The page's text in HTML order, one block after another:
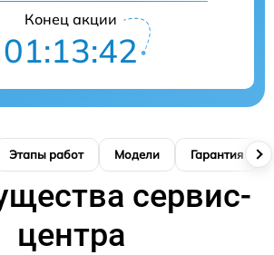
Конец акции
01:13:41
Этапы работ Модели Гарантия
сервис-
центра